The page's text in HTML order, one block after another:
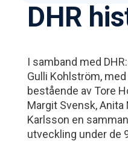
DHR
I samband med
Gulli Kohlström,
bestående av Tore
Margit Svensk,
Karlsson en
utveckling under de